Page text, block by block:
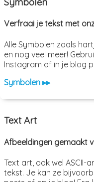
Verfraai je tekst met
Alle Symbolen zoals
en nog veel meer!
Instagram of in je blog
Symbolen ▸▸
Text Art
Afbeeldingen gemaakt
Text art, ook wel ASCII-
tekst. Je kan ze